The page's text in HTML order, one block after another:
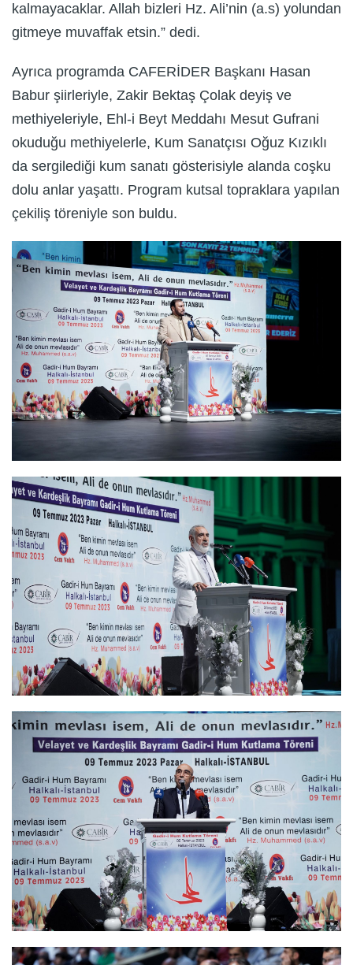
kalmayacaklar. Allah bizleri Hz. Ali’nin (a.s) yolundan
gitmeye muvaffak etsin.” dedi.
Ayrıca programda CAFERİDER Başkanı Hasan
Babur şiirleriyle, Zakir Bektaş Çolak deyiş ve
methiyeleriyle, Ehl-i Beyt Meddahı Mesut Gufrani
okuduğu methiyelerle, Kum Sanatçısı Oğuz Kızıklı
da sergilediği kum sanatı gösterisiyle alanda coşku
dolu anlar yaşattı. Program kutsal topraklara yapılan
çekiliş töreniyle son buldu.